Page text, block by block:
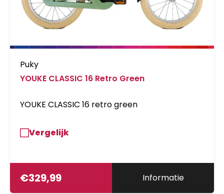
Puky
YOUKE CLASSIC 16 Retro Green
YOUKE CLASSIC 16 retro green
Vergelijk
€329,99 Informatie